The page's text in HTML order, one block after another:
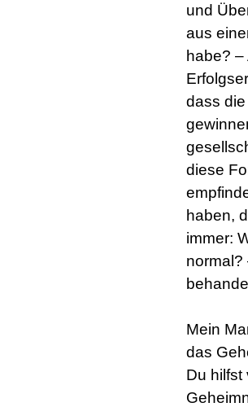
und
aus
habe? –
dass
diese
haben,
immer:
normal?
Mein
das
Du hilfst